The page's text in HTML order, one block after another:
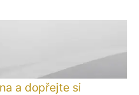
a dopřejte si